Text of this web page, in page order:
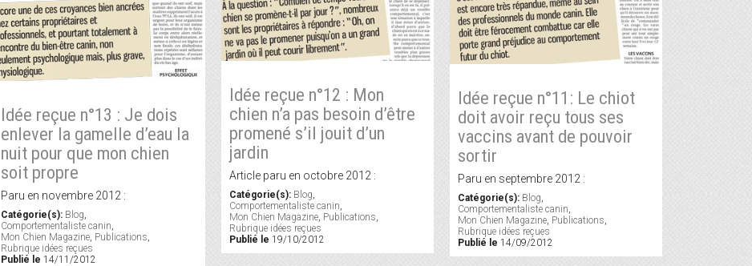
Idée reçue n°13 : Je dois
enlever la gamelle d’eau la
nuit pour que mon chien
soit propre
Paru en novembre 2012 :
Catégorie(s): Blog,
Comportementaliste canin,
Mon Chien Magazine, Publications,
Rubrique idées reçues
Publié le 14/11/2012
Idée reçue n°12 : Mon
chien n’a pas besoin d’être
promené s’il jouit d’un
jardin
Article paru en octobre 2012 :
Catégorie(s): Blog,
Comportementaliste canin,
Mon Chien Magazine, Publications,
Rubrique idées reçues
Publié le 19/10/2012
Idée reçue n°11: Le chiot
doit avoir reçu tous ses
vaccins avant de pouvoir
sortir
Paru en septembre 2012 :
Catégorie(s): Blog
Comportementaliste canin
Mon Chien Magazine Publications
Rubrique idées reçues
Publié le 14/09/2012